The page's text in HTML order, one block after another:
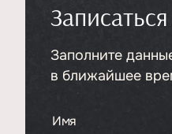
Заполните
в ближайшее